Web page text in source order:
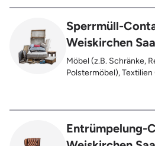
Verfaultes oder
Bahnschwellen,
Sperrmüll-
Weiskirchen
Möbel (z.B. Schränke,
Polstermöbel),
Koffer, Fensterholz
Glas), Fahrräder,
Laminat
Entrümpelung-